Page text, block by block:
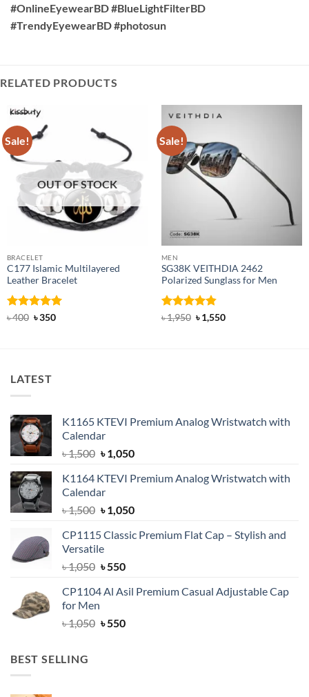
#OnlineEyewearBD #BlueLightFilterBD
#TrendyEyewearBD #photosun
RELATED PRODUCTS
Sale!
OUT OF STOCK
BRACELET
C177 Islamic Multilayered
Leather Bracelet
Rated5
৳400 Original
৳350Current
Sale!
MEN
SG38K VEITHDIA 2462
Polarized Sunglass for Men
Rated 4.83
৳1,950 Original
price
৳1,550Current
LATEST
K1165 KTEVI Premium Analog Wristwatch with
Calendar
৳1,500 Original
was:
৳ 1,500.
৳1,050Current
is:
K1164 KTEVI Premium Analog Wristwatch with
Calendar
৳1,500 Original
was:
৳ 1,500.
৳1,050Current
is:
CP1115 Classic Premium Flat Cap – Stylish and
Versatile
৳1,050 Original
was:
৳550Current
is:
CP1104 Al Asil Premium Casual Adjustable Cap
for Men
৳1,050 Original
৳550Current
BEST SELLING